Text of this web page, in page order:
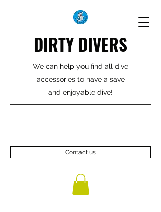
DIRTY DIVERS
We can help you find all dive
accessories to have a save
and enjoyable dive!
Contact us